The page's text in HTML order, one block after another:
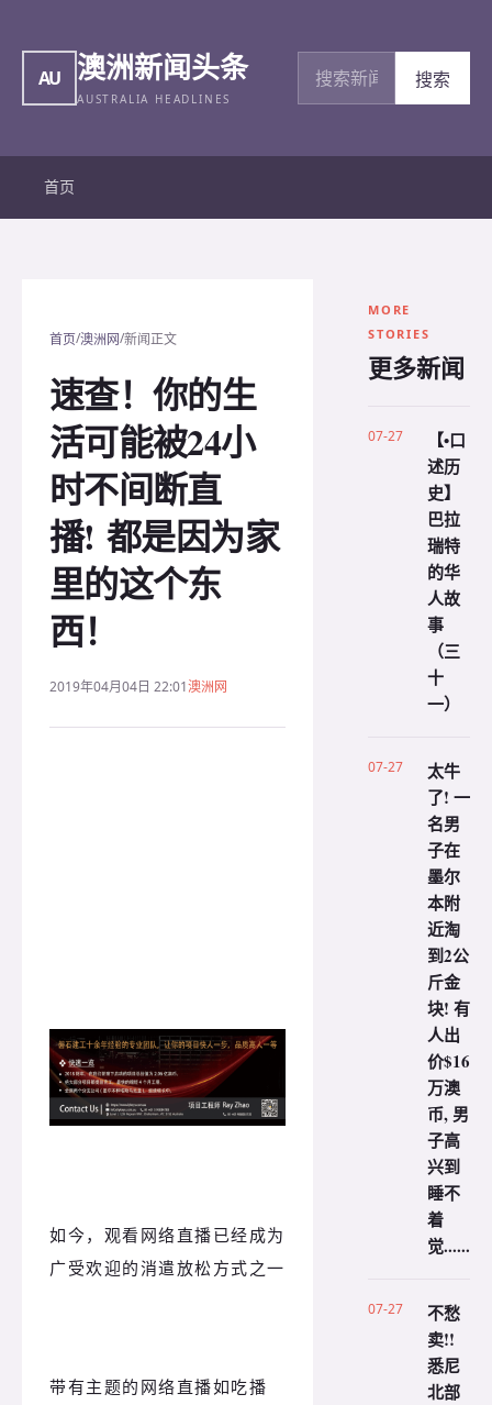
AU 澳洲新闻头条
AUSTRALIA HEADLINES
搜索新闻
搜索
首页
首页/澳洲网/新闻正文
速查！你的生
活可能被24小
时不间断直
播! 都是因为家
里的这个东
西！
2019年04月04日 22:01澳洲网
如今，观看网络直播已经成为
广受欢迎的消遣放松方式之一
带有主题的网络直播如吃播
MORE
STORIES
更多新闻
07-27
【•口
述历
史】
巴拉
瑞特
的华
人故
事
（三
十
一）
07-27
太牛
了! 一
名男
子在
墨尔
本附
近淘
到2公
斤金
块! 有
人出
价$16
万澳
币, 男
子高
兴到
睡不
着
觉......
07-27
不愁
卖!!
悉尼
北部